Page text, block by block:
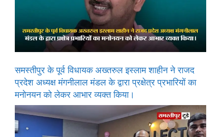
समस्तीपुर के पूर्व विधायक अख्तरुल इस्लाम शाहीन ने राजद
प्रदेश अध्यक्ष मंगनीलाल मंडल के द्वारा प्रक्षेत्र प्रभारियों का
मनोनयन को लेकर आभार व्यक्त किया।